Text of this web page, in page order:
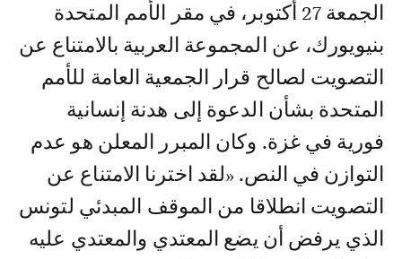
الجمعة 27 أكتوبر، في مقر الأمم المتحدة
بنيويورك، عن المجموعة العربية بالامتناع عن
التصويت لصالح قرار الجمعية العامة للأمم
المتحدة بشأن الدعوة إلى هدنة إنسانية
فورية في غزة. وكان المبرر المعلن هو عدم
التوازن في النص. «لقد اخترنا الامتناع عن
التصويت انطلاقا من الموقف المبدئي لتونس
الذي يرفض أن يضع المعتدي والمعتدي عليه